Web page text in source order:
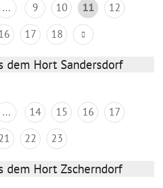
... 9 10 11
12
17 18
dem Hort Sandersdorf
... 14 15 16
17
22 23
dem Hort Zscherndorf